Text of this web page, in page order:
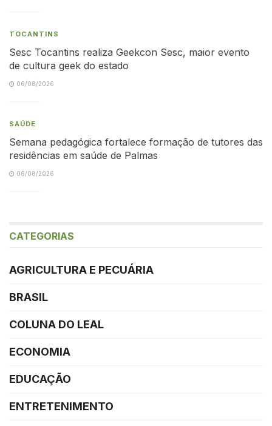
TOCANTINS
Sesc Tocantins realiza Geekcon Sesc, maior evento
de cultura geek do estado
06/08/2026
SAÚDE
Semana pedagógica fortalece formação de tutores das
residências em saúde de Palmas
06/08/2026
CATEGORIAS
AGRICULTURA E PECUÁRIA
BRASIL
COLUNA DO LEAL
ECONOMIA
EDUCAÇÃO
ENTRETENIMENTO